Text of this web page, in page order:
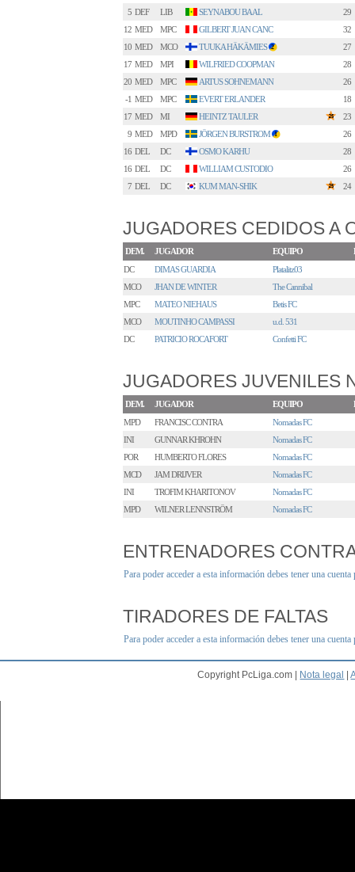
5 DEF LIB SEYNABOU BAAL
29
12 MED MPC GILBERT JUAN CANC
32
10 MED MCO TUUKA HÄKÄMIES 2
27
17 MED MPI WILFRIED COOPMAN
28
20 MED MPC ARTUS SOHNEMANN
26
-1 MED MPC EVERT ERLANDER
18
17 MED MI HEINTZ TAULER
23
9 MED MPD JÖRGEN BURSTROM 1
26
16 DEL DC OSMO KARHU
28
16 DEL DC WILLIAM CUSTODIO
26
7 DEL DC KUM MAN-SHIK 24
JUGADORES CEDIDOS A
DEM. JUGADOR EQUIPO
DC
DIMAS GUARDIA
Platalitz03
MCO
JHAN DE WINTER
The Cannibal
MPC
MATEO NIEHAUS
Betis FC
MCO
MOUTINHO CAMPASSI
u.d. 531
DC
PATRICIO ROCAFORT Confetti FC
JUGADORES JUVENILES
DEM. JUGADOR EQUIPO
MPD
FRANCISC CONTRA
Nomadas FC
INI
GUNNAR KHROHN
Nomadas FC
POR
HUMBERTO FLORES
Nomadas FC
MCD
JAM DRIJVER
Nomadas FC
INI
TROFIM KHARITONOV
Nomadas FC
MPD
WILNER LENNSTRÖM Nomadas FC
ENTRENADORES
Para poder acceder a esta información debes tener una
TIRADORES DE FALTAS
Para poder acceder a esta información debes tener una
Copyright PcLiga.com | Nota legal |